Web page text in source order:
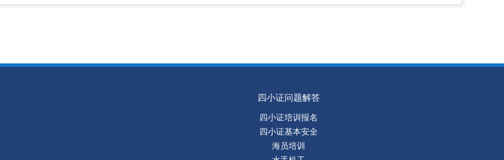
四小证问题解答
四小证培训报名
四小证基本安全
海员培训